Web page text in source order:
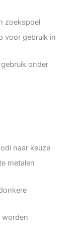
zoekspoel
voor gebruik in
onder
naar keuze
metalen
worden